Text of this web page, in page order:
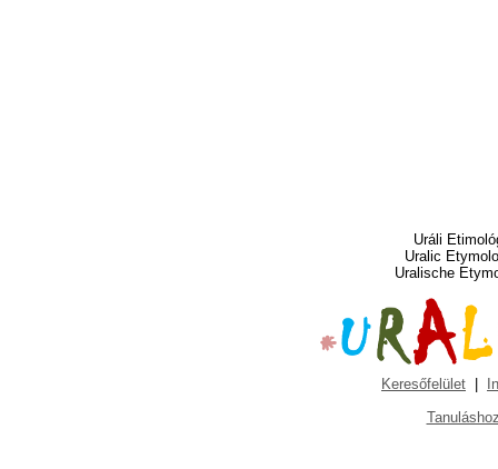
Uráli
Uralic
Uralische
Keresőfelület